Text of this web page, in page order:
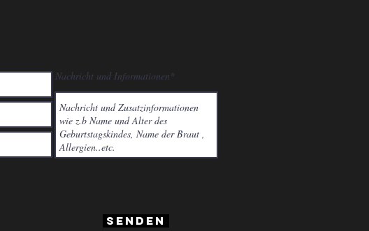
Nachricht und Informationen*
Senden